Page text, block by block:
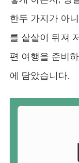
한두 가지가 아
를 샅샅이 뒤져
편 여행을 준비
에 담았습니다.